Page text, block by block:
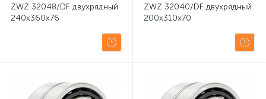
ZWZ 32048/DF двухрядный
240x360x76
ZWZ 32040/DF двухрядный
200x310x70